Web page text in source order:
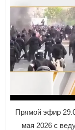
Прямой эфир
мая 2026 с